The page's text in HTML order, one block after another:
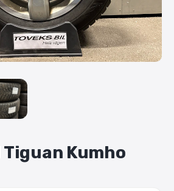
Tiguan Kumho